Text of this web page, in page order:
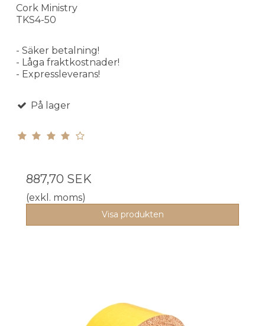
Cork Ministry
TKS4-50
- Säker betalning!
- Låga fraktkostnader!
- Expressleverans!
På lager
887,70 SEK
(exkl. moms)
Visa produkten